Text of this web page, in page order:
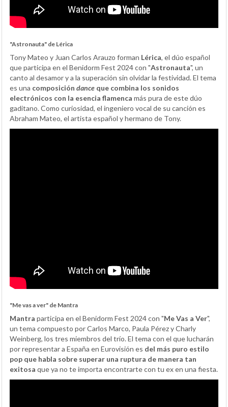
"Astronauta" de Lérica
Tony Mateo y Juan Carlos Arauzo forman Lérica, el dúo español
que participa en el Benidorm Fest 2024 con "Astronauta", un
canto al desamor y a la superación sin olvidar la festividad. El tema
es una composición dance que combina los sonidos
electrónicos con la esencia flamenca más pura de este dúo
gaditano. Como curiosidad, el ingeniero vocal de su canción es
Abraham Mateo, el artista español y hermano de Tony.
"Me vas a ver" de Mantra
Mantra participa en el Benidorm Fest 2024 con "Me Vas a Ver",
un tema compuesto por Carlos Marco, Paula Pérez y Charly
Weinberg, los tres miembros del trío. El tema con el que lucharán
por representar a España en Eurovisión es del más puro estilo
pop que habla sobre superar una ruptura de manera tan
exitosa que ya no te importa encontrarte con tu ex en una fiesta.